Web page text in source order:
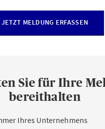
JETZT MELDUNG ERFASSEN
Sie für Ihre
bereithalten
Ihres Unternehmens